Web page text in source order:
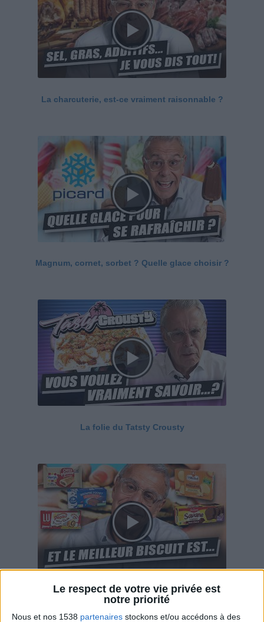
Le respect de votre vie privée est
notre priorité
Nous et nos 1538 partenaires stockons et/ou accédons à des
La charcuterie, est-ce vraiment raisonnable ?
Magnum, cornet, sorbet ? Quelle glace choisir ?
La folie du Tatsty Crousty
Savane, LU, Pepito, Harrys... Que valent vraiment
ces gâteaux ?